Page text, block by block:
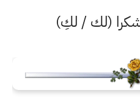
شكرا (لك / لكِ)